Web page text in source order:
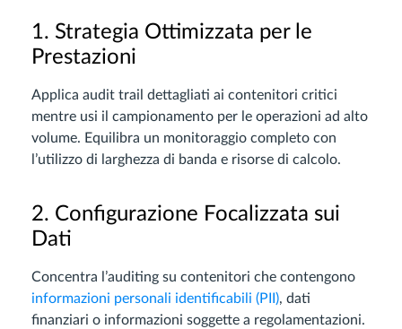
1. Strategia Ottimizzata per le
Prestazioni
Applica audit trail dettagliati ai contenitori critici
mentre usi il campionamento per le operazioni ad alto
volume. Equilibra un monitoraggio completo con
l’utilizzo di larghezza di banda e risorse di calcolo.
2. Configurazione Focalizzata sui
Dati
Concentra l’auditing su contenitori che contengono
informazioni personali identificabili (PII), dati
finanziari o informazioni soggette a regolamentazioni.